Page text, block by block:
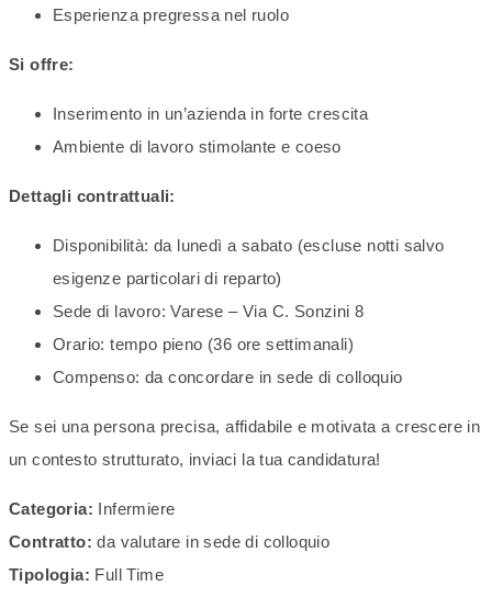
Esperienza pregressa nel ruolo
Si offre:
Inserimento in un’azienda in forte crescita
Ambiente di lavoro stimolante e coeso
Dettagli contrattuali:
Disponibilità: da lunedì a sabato (escluse notti salvo
esigenze particolari di reparto)
Sede di lavoro: Varese – Via C. Sonzini 8
Orario: tempo pieno (36 ore settimanali)
Compenso: da concordare in sede di colloquio
Se sei una persona precisa, affidabile e motivata a crescere in
un contesto strutturato, inviaci la tua candidatura!
Categoria: Infermiere
Contratto:da valutare in sede di colloquio
Tipologia: Full Time